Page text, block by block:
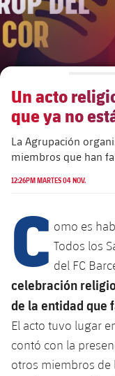
Presidentes
Patronato FBV
Transparencia
Alianzas
Contacto
Residencias
Barcelonismo y
Código ético
Un acto
que ya no
La Agrupación
miembros que han
12:26PM MARTES 04 NOV.
C omo es
Todos los
del FC
celebración
de la entidad que
El acto tuvo lugar
contó con la
otros miembros de